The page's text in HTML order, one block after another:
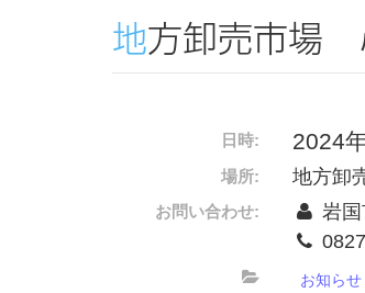
地方卸売市
日時: 2024
場所: 地方卸
お問い合わせ:
岩
お知らせ